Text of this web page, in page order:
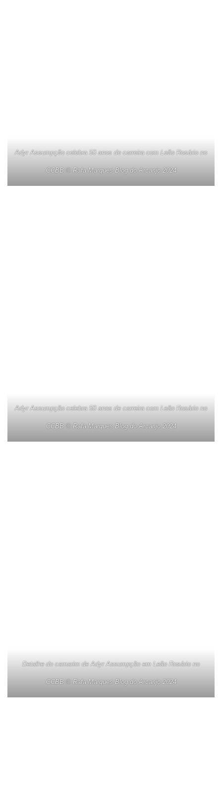
Adyr Assumpção celebra 50 anos de carreira com Leão Rosário no
CCBB © Rafa Marques Blog do Arcanjo 2024
Adyr Assumpção celebra 50 anos de carreira com Leão Rosário no
CCBB © Rafa Marques Blog do Arcanjo 2024
Detalhe do camarim de Adyr Assumpção em Leão Rosário no
CCBB © Rafa Marques Blog do Arcanjo 2024